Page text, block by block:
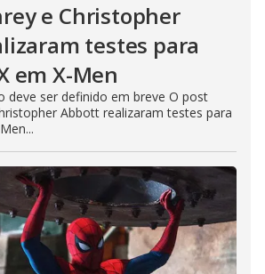
e Christopher
testes para
em X-Men
deve ser definido em breve O post
Abbott realizaram testes para